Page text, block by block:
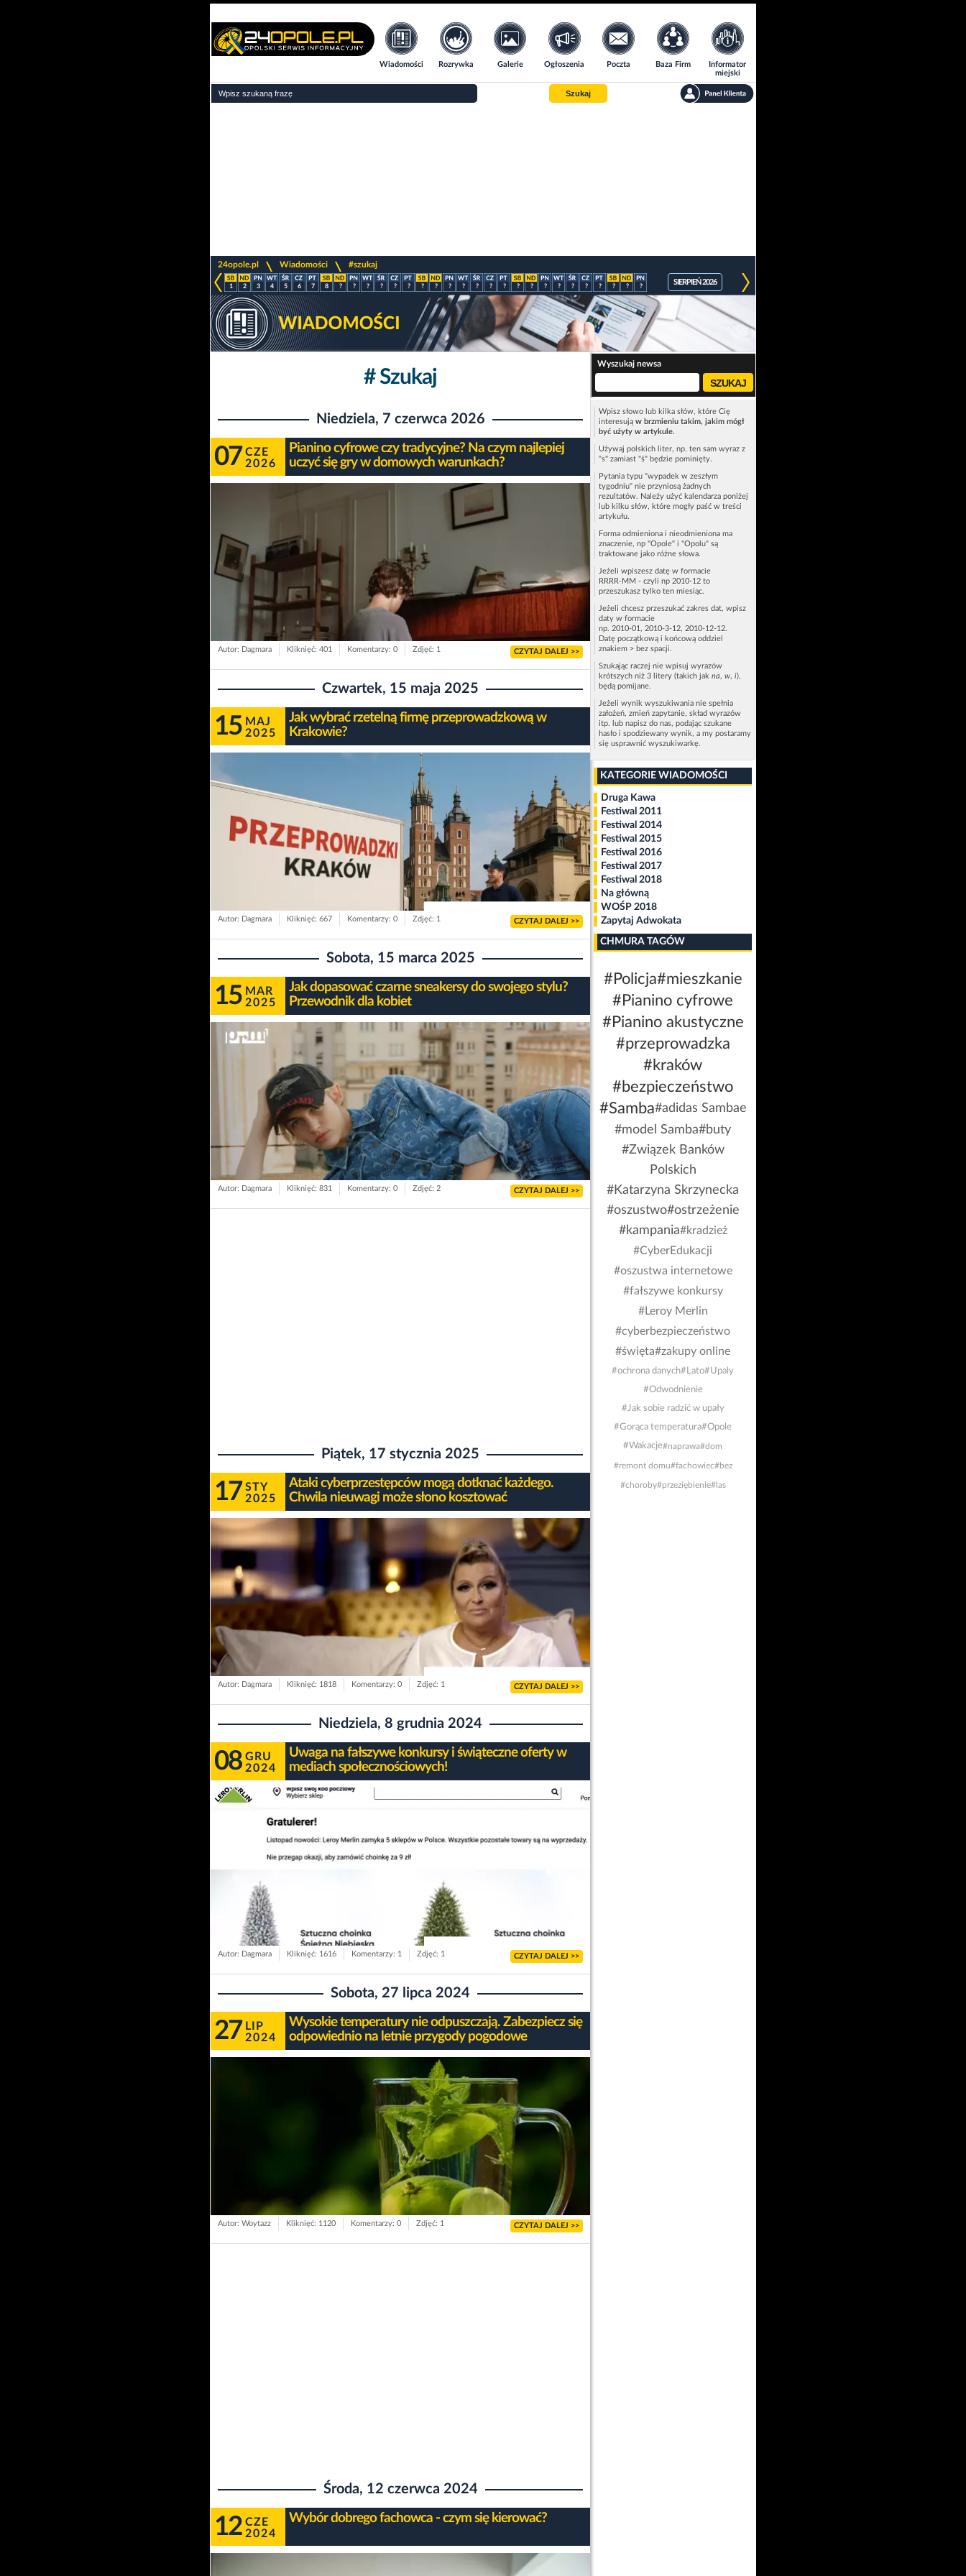
Wiadomości Rozrywka Galerie Ogłoszenia Poczta Baza Firm
Informator
miejski
Szukaj
24opole.pl Wiadomości #szukaj
1 2 3 4 5 6 7 8 ? ? ? ? ? ? ? ? ? ? ? ? ? ? ? ? ? ? ? ? ? ? ?
SIERPIEŃ 2026
# Szukaj
Niedziela, 7 czerwca 2026
07 CZE
2026
Pianino cyfrowe czy tradycyjne? Na czym najlepiej
uczyć się gry w domowych warunkach?
Autor: Dagmara Kliknięć: 401 Komentarzy: 0 Zdjęć: 1 CZYTAJ DALEJ >>
Czwartek, 15 maja 2025
15 MAJ
2025
Jak wybrać rzetelną firmę przeprowadzkową w
Krakowie?
Autor: Dagmara Kliknięć: 667 Komentarzy: 0 Zdjęć: 1 CZYTAJ DALEJ >>
Sobota, 15 marca 2025
15 MAR
2025
Jak dopasować czarne sneakersy do swojego stylu?
Przewodnik dla kobiet
Autor: Dagmara Kliknięć: 831 Komentarzy: 0 Zdjęć: 2 CZYTAJ DALEJ >>
Piątek, 17 stycznia 2025
17 STY
2025
Ataki cyberprzestępców mogą dotknać każdego.
Chwila nieuwagi może słono kosztować
Autor: Dagmara Kliknięć: 1818 Komentarzy: 0 Zdjęć: 1 CZYTAJ DALEJ >>
Niedziela, 8 grudnia 2024
08 GRU
2024
Uwaga na fałszywe konkursy i świąteczne oferty w
mediach społecznościowych!
Autor: Dagmara Kliknięć: 1616 Komentarzy: 1 Zdjęć: 1 CZYTAJ DALEJ >>
Sobota, 27 lipca 2024
27 LIP
2024
Wysokie temperatury nie odpuszczają. Zabezpiecz się
odpowiednio na letnie przygody pogodowe
Autor: Woytazz Kliknięć: 1120 Komentarzy: 0 Zdjęć: 1 CZYTAJ DALEJ >>
Środa, 12 czerwca 2024
12 CZE
2024
Wybór dobrego fachowca - czym się kierować?
Wyszukaj newsa
Wpisz słowo lub kilka słów, które Cię
interesują w brzmieniu takim, jakim mógł
być użyty w artykule.
Używaj polskich liter, np. ten sam wyraz z
"s" zamiast "ś" będzie pominięty.
Pytania typu "wypadek w zeszłym
tygodniu" nie przyniosą żadnych
rezultatów. Należy użyć kalendarza poniżej
lub kilku słów, które mogły paść w treści
artykułu.
Forma odmieniona i nieodmieniona ma
znaczenie, np "Opole" i "Opolu" są
traktowane jako różne słowa.
Jeżeli wpiszesz datę w formacie
RRRR-MM - czyli np 2010-12 to
przeszukasz tylko ten miesiąc.
Jeżeli chcesz przeszukać zakres dat, wpisz
daty w formacie
np. 2010-01, 2010-3-12, 2010-12-12.
Datę początkową i końcową oddziel
znakiem > bez spacji.
Szukając raczej nie wpisuj wyrazów
krótszych niż 3 litery (takich jak na, w, i),
będą pomijane.
Jeżeli wynik wyszukiwania nie spełnia
założeń, zmień zapytanie, skład wyrazów
itp. lub napisz do nas, podając szukane
hasło i spodziewany wynik, a my postaramy
się usprawnić wyszukiwarkę.
KATEGORIE WIADOMOŚCI
Druga Kawa
Festiwal 2011
Festiwal 2014
Festiwal 2015
Festiwal 2016
Festiwal 2017
Festiwal 2018
Na główną
WOŚP 2018
Zapytaj Adwokata
CHMURA TAGÓW
#Policja#mieszkanie
#Pianino cyfrowe
#Pianino akustyczne
#przeprowadzka
#kraków
#bezpieczeństwo
#Samba#adidas Sambae
#model Samba#buty
#Związek Banków
Polskich
#Katarzyna Skrzynecka
#oszustwo#ostrzeżenie
#kampania#kradzież
#CyberEdukacji
#oszustwa internetowe
#fałszywe konkursy
#Leroy Merlin
#cyberbezpieczeństwo
#święta#zakupy online
#ochrona danych#Lato#Upaly
#Odwodnienie
#Jak sobie radzić w upały
#Gorąca temperatura#Opole
#Wakacje#naprawa#dom
#remont domu#fachowiec#bez
#choroby#przeziębienie#las